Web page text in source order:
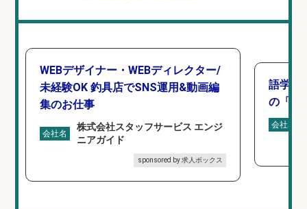
WEBデザイナー・WEBディレクター/
未経験OK 釣具店でSNS運用&動画編
集のお仕事
会社名
株式会社スタッフサービス エンジ
ニアガイド
sponsored by 求人ボックス
語学力
の「海
会社名